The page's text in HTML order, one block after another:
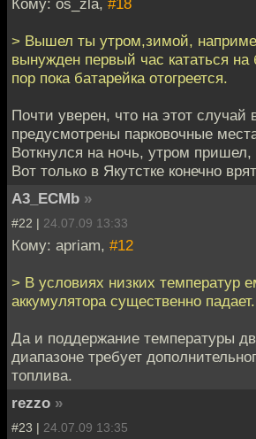
> Вышел ты утром,зимой,
вынужден первый час кататься на
пор пока батарейка отогреется.
Почти уверен, что на этот случай
предусмотрены парковочные
Воткнулся на ночь, утром
Вот только в Якутстке конечно
A3_ECMb »
#22 | 24.07.09 13:33
Кому: apriam, #12
> В условиях низких температур
аккумулятора существенно падает.
Да и поддержание температуры
диапазоне требует
топлива.
rezzo »
#23 | 24.07.09 13:35